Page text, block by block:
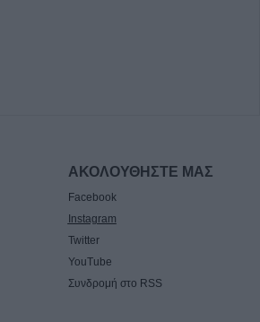
ΑΚΟΛΟΥΘΗΣΤΕ ΜΑΣ
Facebook
Instagram
Twitter
YouTube
Συνδρομή στο RSS